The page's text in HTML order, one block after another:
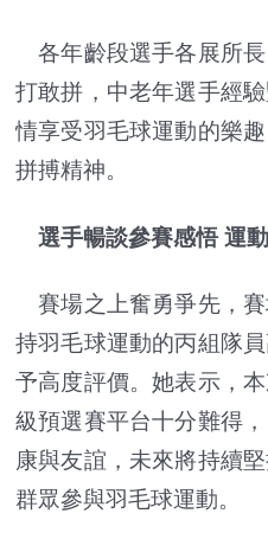
各年齡段選手各展所
打敢拼，中老年選手經
情享受羽毛球運動的樂
拼搏精神。
選手暢談參賽感悟 運
賽場之上奮勇爭先，
持羽毛球運動的丙組隊
予高度評價。她表示，
級預選賽平台十分難得
康與友誼，未來將持續
群眾參與羽毛球運動。